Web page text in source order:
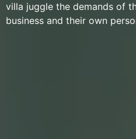
villa juggle the demands of
business and their own